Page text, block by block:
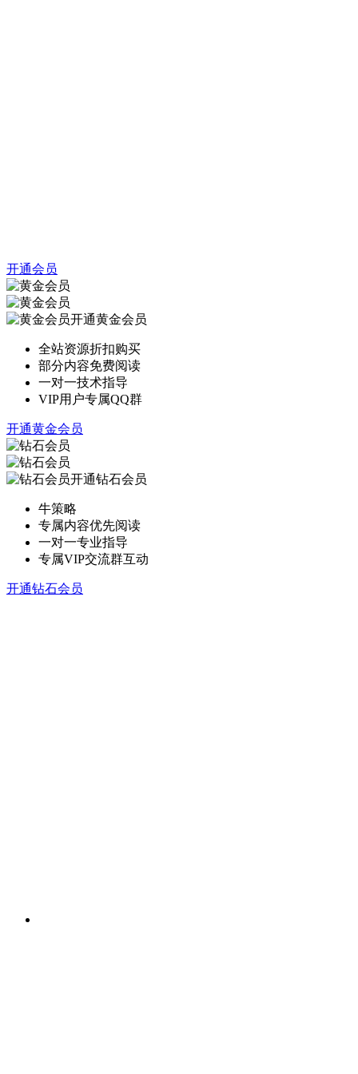
开通会员
开通黄金会员
全站资源折扣购买
部分内容免费阅读
一对一技术指导
VIP用户专属QQ群
开通黄金会员
开通钻石会员
牛策略
专属内容优先阅读
一对一专业指导
专属VIP交流群互动
开通钻石会员